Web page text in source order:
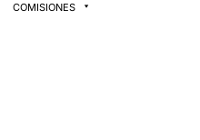
COMISIONES